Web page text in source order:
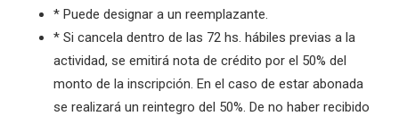
* Puede designar a un reemplazante.
* Si cancela dentro de las 72 hs. hábiles previas a la
actividad, se emitirá nota de crédito por el 50% del
monto de la inscripción. En el caso de estar abonada
se realizará un reintegro del 50%. De no haber recibido